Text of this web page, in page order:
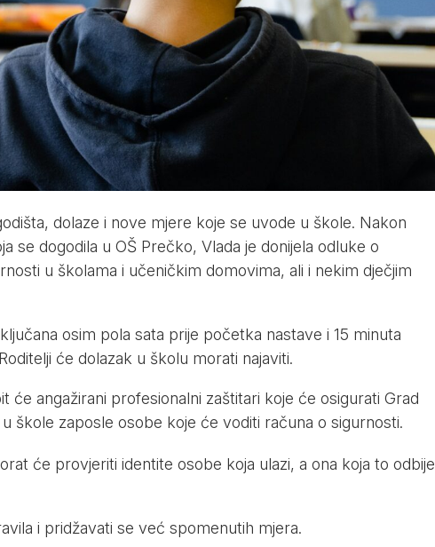
dolaze i nove mjere koje se uvode u škole. Nakon
se dogodila u OŠ Prečko, Vlada je donijela odluke o
u školama i učeničkim domovima, ali i nekim dječjim
osim pola sata prije početka nastave i 15 minuta
će dolazak u školu morati najaviti.
će angažirani profesionalni zaštitari koje će osigurati Grad
škole zaposle osobe koje će voditi računa o sigurnosti.
će provjeriti identite osobe koja ulazi, a ona koja to odbije
i pridžavati se već spomenutih mjera.